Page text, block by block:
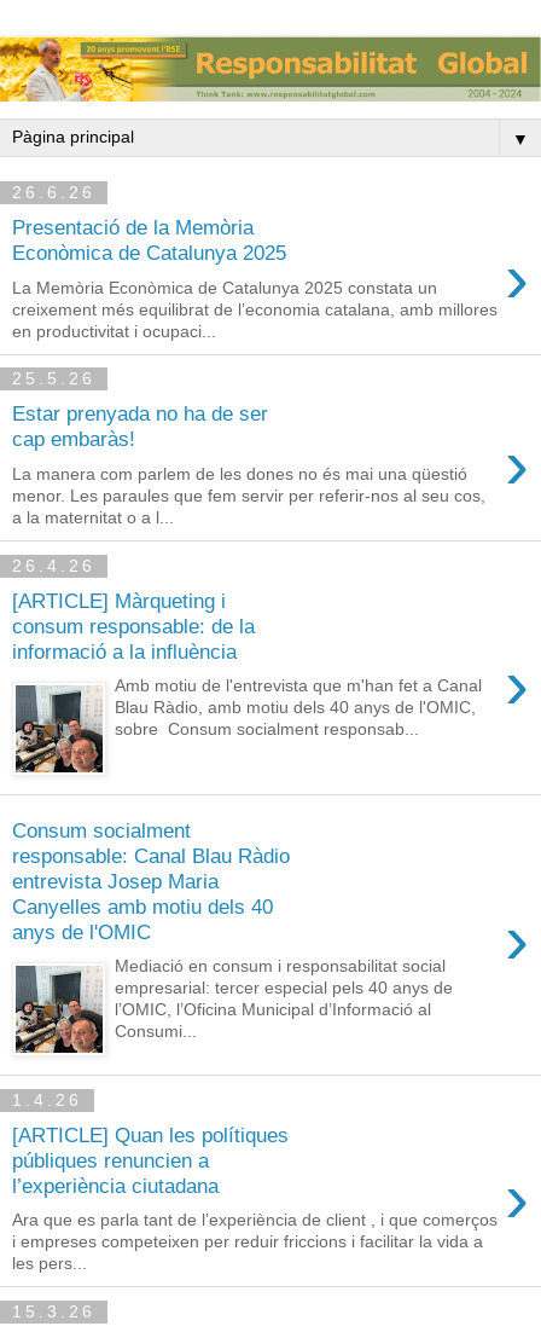
▼
26.6.26
Presentació de la Memòria
Econòmica de Catalunya 2025
›
La Memòria Econòmica de Catalunya 2025 constata un
creixement més equilibrat de l’economia catalana, amb millores
en productivitat i ocupaci...
25.5.26
Estar prenyada no ha de ser
cap embaràs!
›
La manera com parlem de les dones no és mai una qüestió
menor. Les paraules que fem servir per referir-nos al seu cos,
a la maternitat o a l...
26.4.26
[ARTICLE] Màrqueting i
consum responsable: de la
informació a la influència
›
Amb motiu de l'entrevista que m'han fet a Canal
Blau Ràdio, amb motiu dels 40 anys de l'OMIC,
sobre Consum socialment responsab...
Consum socialment
responsable: Canal Blau Ràdio
entrevista Josep Maria
Canyelles amb motiu dels 40
anys de l'OMIC
›
Mediació en consum i responsabilitat social
empresarial: tercer especial pels 40 anys de
l’OMIC, l’Oficina Municipal d’Informació al
Consumi...
1.4.26
[ARTICLE] Quan les polítiques
públiques renuncien a
l’experiència ciutadana
›
Ara que es parla tant de l’experiència de client , i que comerços
i empreses competeixen per reduir friccions i facilitar la vida a
les pers...
15.3.26